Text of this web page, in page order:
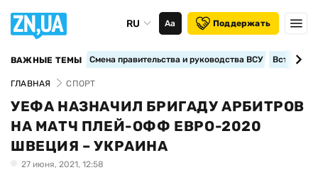
RU Аа Поддержать
ВАЖНЫЕ ТЕМЫ Смена правительства и руководства ВСУ
ГЛАВНАЯ СПОРТ
УЕФА НАЗНАЧИЛ БРИГАДУ АРБИТРОВ
НА МАТЧ ПЛЕЙ-ОФФ ЕВРО-2020
ШВЕЦИЯ – УКРАИНА
27 июня, 2021, 12:58